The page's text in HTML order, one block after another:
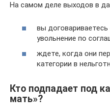
На самом деле выходов в
вы
увольнение по
ждете, когда они
категории в
Кто подпадает под
мать»?